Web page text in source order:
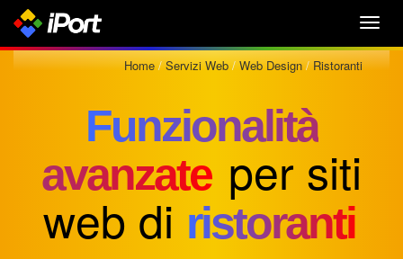
Home Servizi Web Web Design Ristoranti
Funzionalità
avanzate per siti
web di ristoranti